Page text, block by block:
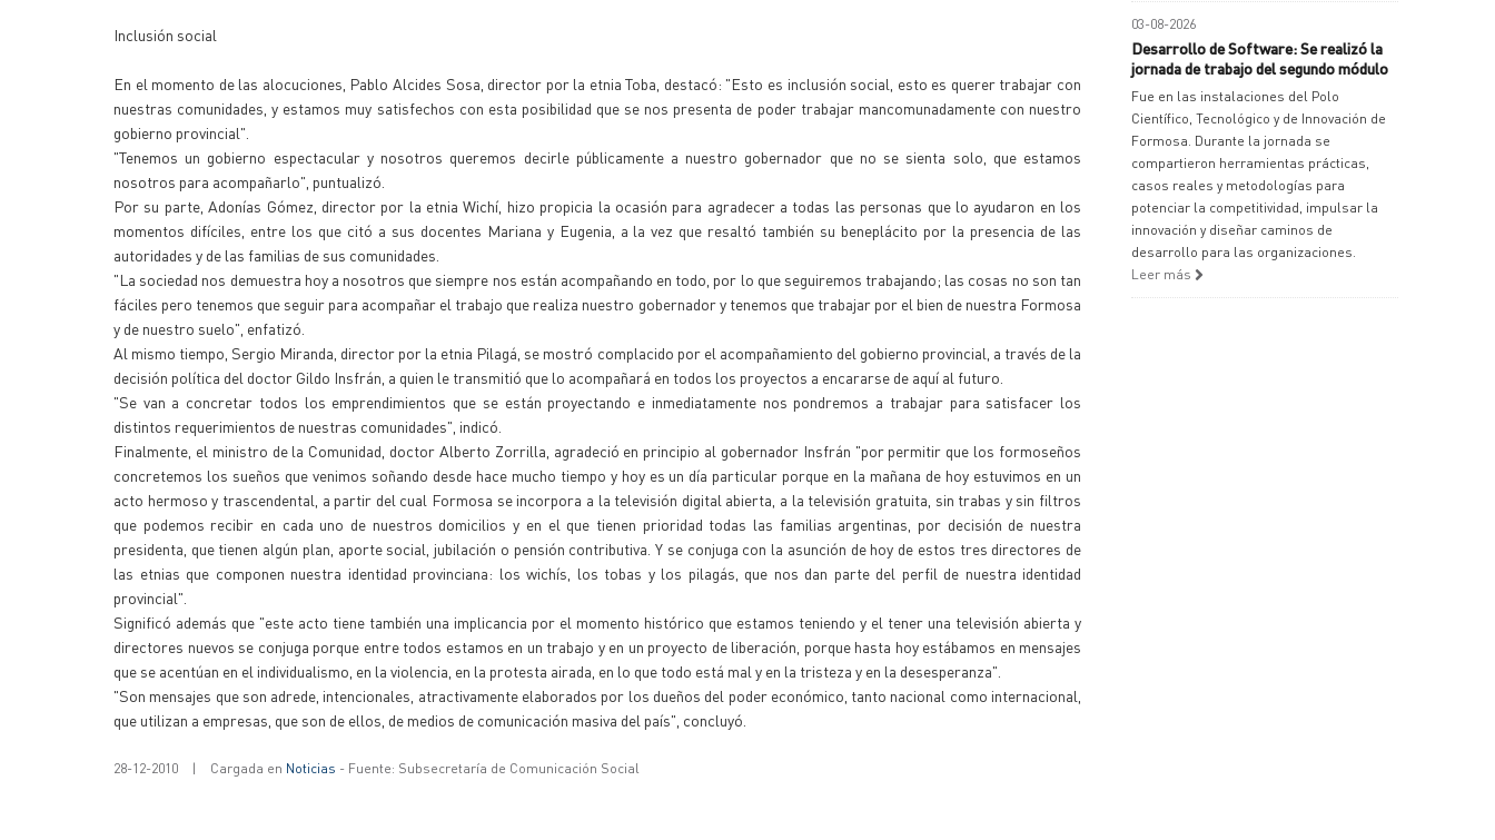
Inclusión social
En el momento de las alocuciones, Pablo Alcides Sosa, director por la etnia Toba, destacó: "Esto es inclusión social, esto es querer trabajar con
nuestras comunidades, y estamos muy satisfechos con esta posibilidad que se nos presenta de poder trabajar mancomunadamente con nuestro
gobierno provincial".
"Tenemos un gobierno espectacular y nosotros queremos decirle públicamente a nuestro gobernador que no se sienta solo, que estamos
nosotros para acompañarlo", puntualizó.
Por su parte, Adonías Gómez, director por la etnia Wichí, hizo propicia la ocasión para agradecer a todas las personas que lo ayudaron en los
momentos difíciles, entre los que citó a sus docentes Mariana y Eugenia, a la vez que resaltó también su beneplácito por la presencia de las
autoridades y de las familias de sus comunidades.
"La sociedad nos demuestra hoy a nosotros que siempre nos están acompañando en todo, por lo que seguiremos trabajando; las cosas no son tan
fáciles pero tenemos que seguir para acompañar el trabajo que realiza nuestro gobernador y tenemos que trabajar por el bien de nuestra Formosa
y de nuestro suelo", enfatizó.
Al mismo tiempo, Sergio Miranda, director por la etnia Pilagá, se mostró complacido por el acompañamiento del gobierno provincial, a través de la
decisión política del doctor Gildo Insfrán, a quien le transmitió que lo acompañará en todos los proyectos a encararse de aquí al futuro.
"Se van a concretar todos los emprendimientos que se están proyectando e inmediatamente nos pondremos a trabajar para satisfacer los
distintos requerimientos de nuestras comunidades", indicó.
Finalmente, el ministro de la Comunidad, doctor Alberto Zorrilla, agradeció en principio al gobernador Insfrán "por permitir que los formoseños
concretemos los sueños que venimos soñando desde hace mucho tiempo y hoy es un día particular porque en la mañana de hoy estuvimos en un
acto hermoso y trascendental, a partir del cual Formosa se incorpora a la televisión digital abierta, a la televisión gratuita, sin trabas y sin filtros
que podemos recibir en cada uno de nuestros domicilios y en el que tienen prioridad todas las familias argentinas, por decisión de nuestra
presidenta, que tienen algún plan, aporte social, jubilación o pensión contributiva. Y se conjuga con la asunción de hoy de estos tres directores de
las etnias que componen nuestra identidad provinciana: los wichís, los tobas y los pilagás, que nos dan parte del perfil de nuestra identidad
provincial".
Significó además que "este acto tiene también una implicancia por el momento histórico que estamos teniendo y el tener una televisión abierta y
directores nuevos se conjuga porque entre todos estamos en un trabajo y en un proyecto de liberación, porque hasta hoy estábamos en mensajes
que se acentúan en el individualismo, en la violencia, en la protesta airada, en lo que todo está mal y en la tristeza y en la desesperanza".
"Son mensajes que son adrede, intencionales, atractivamente elaborados por los dueños del poder económico, tanto nacional como internacional,
que utilizan a empresas, que son de ellos, de medios de comunicación masiva del país", concluyó.
28-12-2010 | Cargada en Noticias - Fuente: Subsecretaría de Comunicación Social
03-08-2026
Desarrollo de Software: Se realizó la
jornada de trabajo del segundo módulo
Fue en las instalaciones del Polo
Científico, Tecnológico y de Innovación de
Formosa. Durante la jornada se
compartieron herramientas prácticas,
casos reales y metodologías para
potenciar la competitividad, impulsar la
innovación y diseñar caminos de
desarrollo para las organizaciones.
Leer más